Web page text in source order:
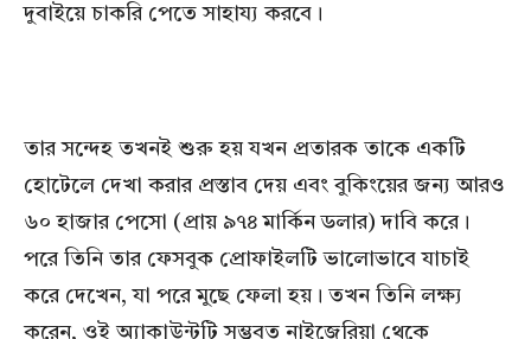
দুবাইয়ে চাকরি পেতে সাহায্য করবে।
তার সন্দেহ তখনই শুরু হয় যখন প্রতারক তাকে একটি
হোটেলে দেখা করার প্রস্তাব দেয় এবং বুকিংয়ের জন্য আরও
৬০ হাজার পেসো (প্রায় ৯৭৪ মার্কিন ডলার) দাবি করে।
পরে তিনি তার ফেসবুক প্রোফাইলটি ভালোভাবে যাচাই
করে দেখেন, যা পরে মুছে ফেলা হয়। তখন তিনি লক্ষ্য
করেন, ওই অ্যাকাউন্টটি সম্ভবত নাইজেরিয়া থেকে